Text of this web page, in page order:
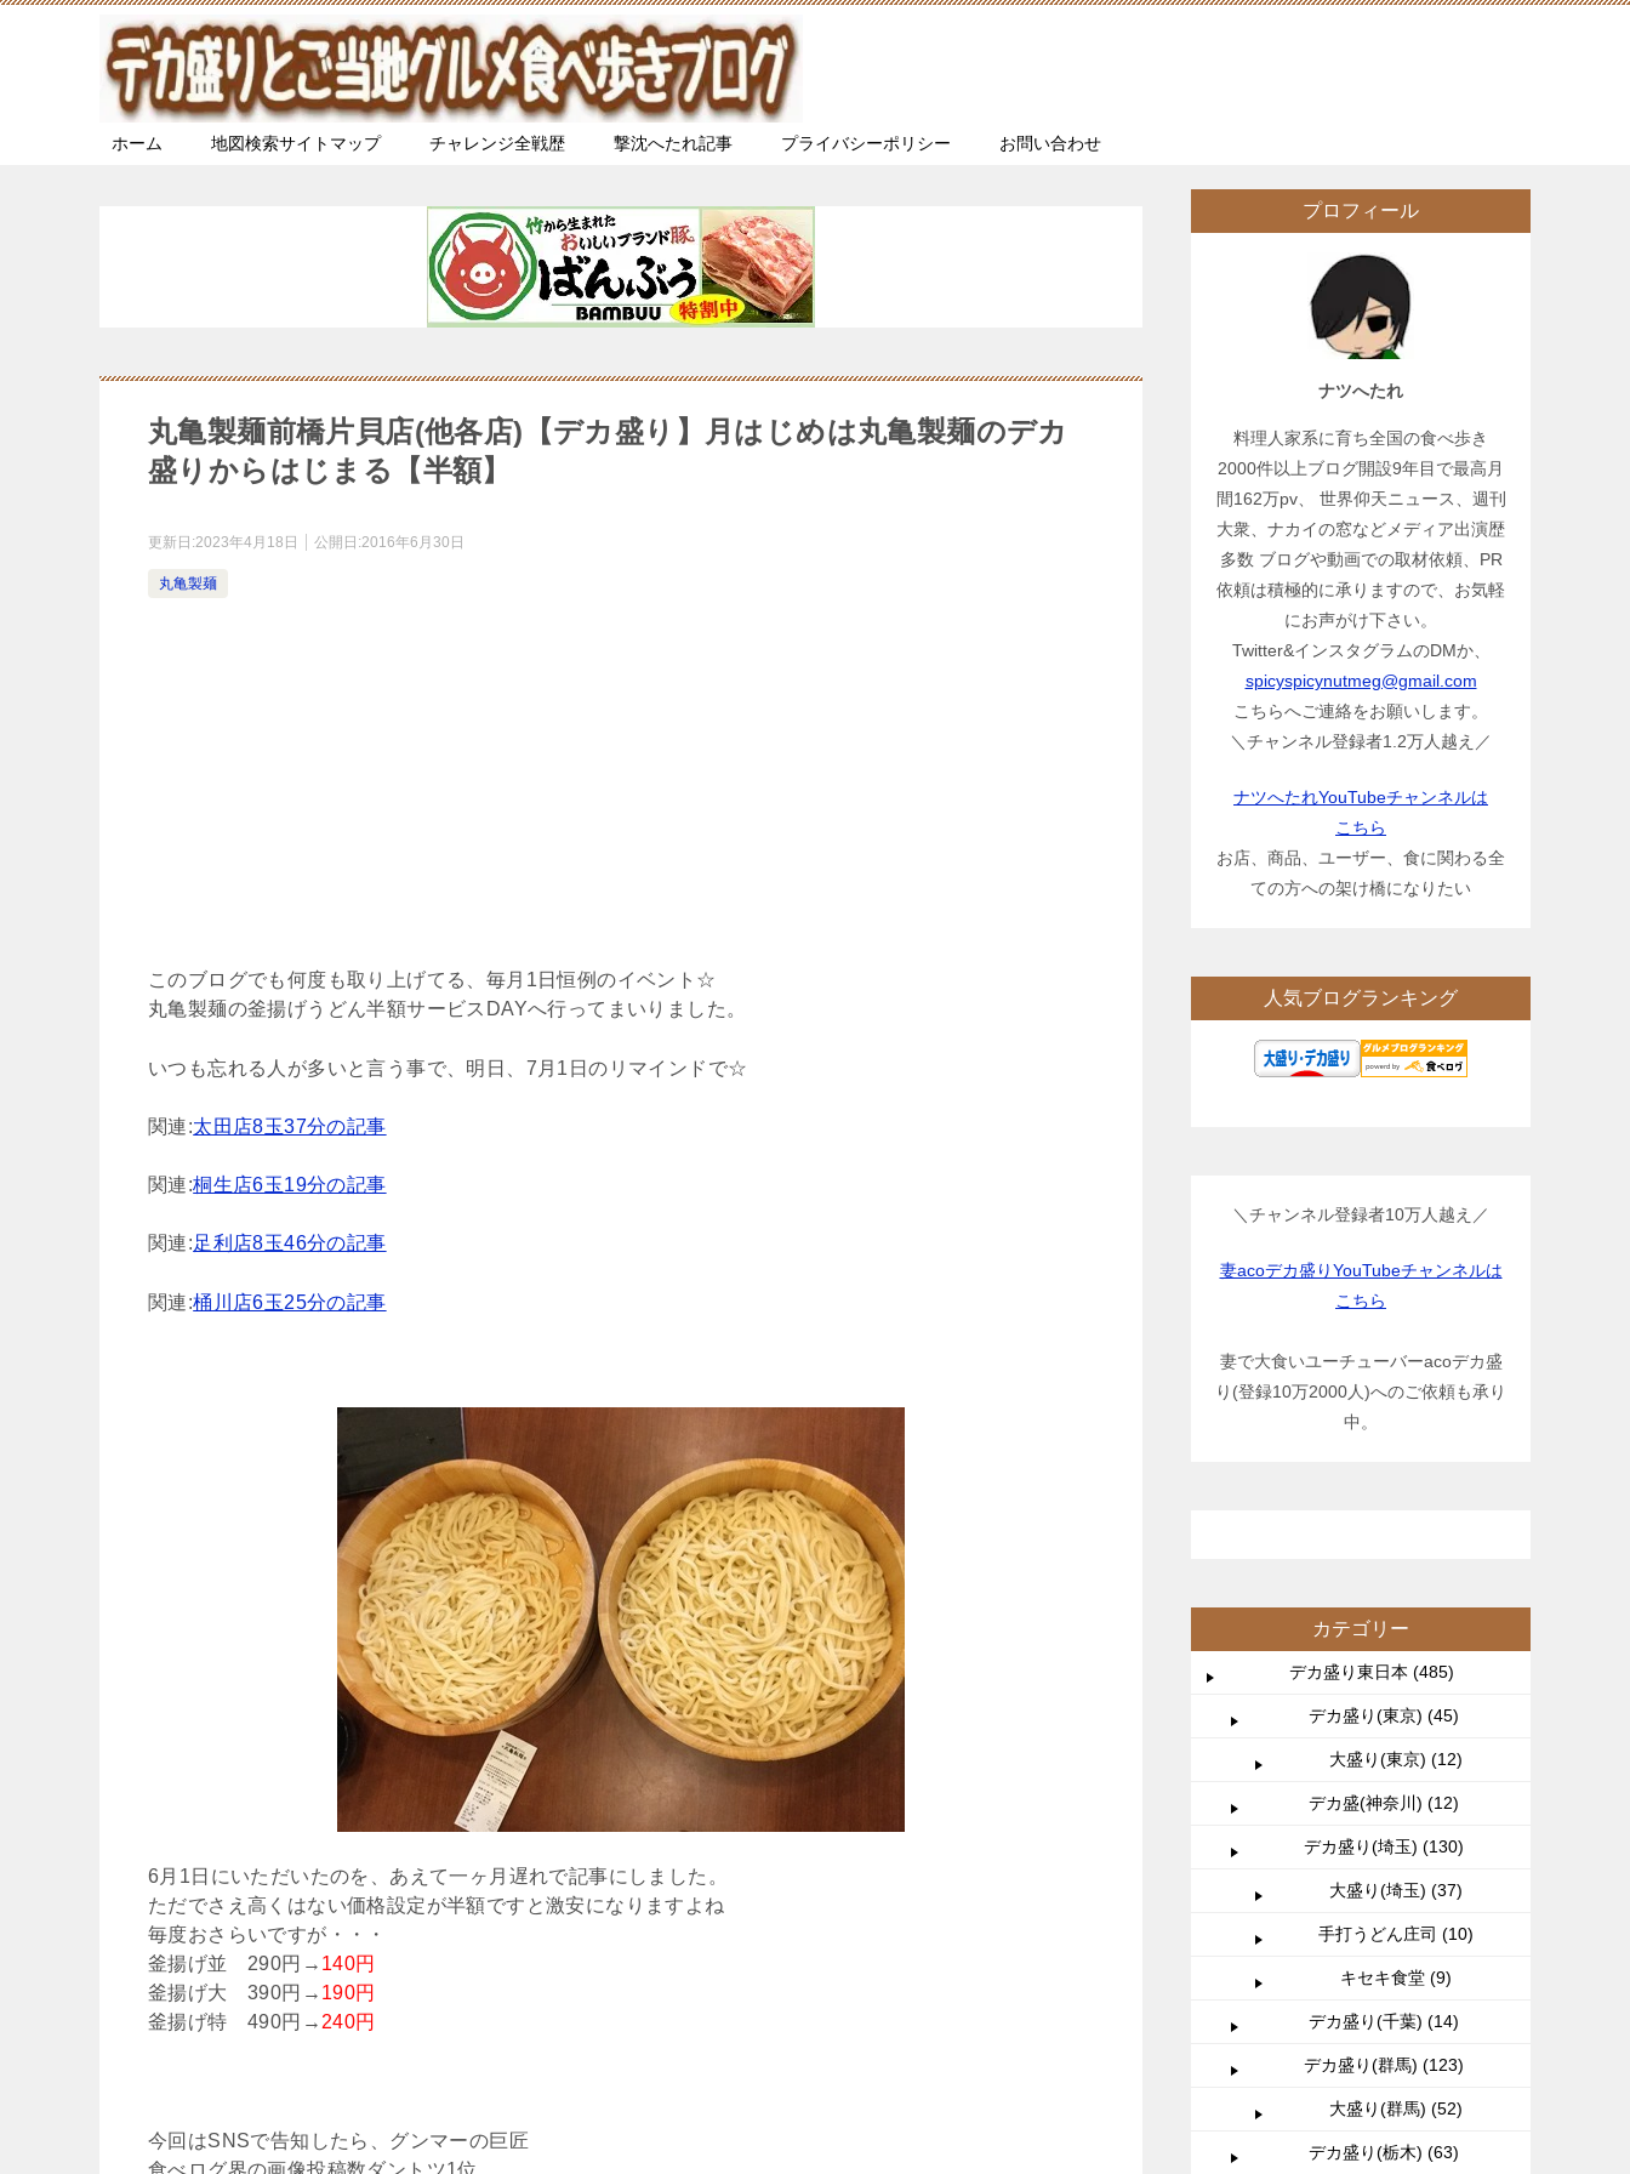
ホーム 地図検索サイトマップ チャレンジ全戦歴 撃沈へたれ記事 プライバシーポリシー お問い合わせ
丸亀製麺前橋片貝店(他各店)【デカ盛り】月はじめは丸亀製麺のデカ
盛りからはじまる【半額】
更新日:2023年4月18日 公開日:2016年6月30日
丸亀製麺
このブログでも何度も取り上げてる、毎月1日恒例のイベント☆
丸亀製麺の釜揚げうどん半額サービスDAYへ行ってまいりました。
いつも忘れる人が多いと言う事で、明日、7月1日のリマインドで☆
関連:太田店8玉37分の記事
関連:桐生店6玉19分の記事
関連:足利店8玉46分の記事
関連:桶川店6玉25分の記事
6月1日にいただいたのを、あえて一ヶ月遅れで記事にしました。
ただでさえ高くはない価格設定が半額ですと激安になりますよね
毎度おさらいですが・・・
釜揚げ並 290円→ 140円
釜揚げ大 390円→ 190円
釜揚げ特 490円→ 240円
今回はSNSで告知したら、グンマーの巨匠
食べログ界の画像投稿数ダントツ1位
プロフィール
ナツへたれ
料理人家系に育ち全国の食べ歩き
2000件以上ブログ開設9年目で最高月
間162万pv、 世界仰天ニュース、週刊
大衆、ナカイの窓などメディア出演歴
多数 ブログや動画での取材依頼、PR
依頼は積極的に承りますので、お気軽
にお声がけ下さい。
Twitter&インスタグラムのDMか、
spicyspicynutmeg@gmail.com
こちらへご連絡をお願いします。
＼チャンネル登録者1.2万人越え／
ナツへたれYouTubeチャンネルは
こちら
お店、商品、ユーザー、食に関わる全
ての方への架け橋になりたい
人気ブログランキング
＼チャンネル登録者10万人越え／
妻acoデカ盛りYouTubeチャンネルは
こちら
妻で大食いユーチューバーacoデカ盛
り(登録10万2000人)へのご依頼も承り
中。
カテゴリー
デカ盛り東日本 (485)
デカ盛り(東京) (45)
大盛り(東京) (12)
デカ盛(神奈川) (12)
デカ盛り(埼玉) (130)
大盛り(埼玉) (37)
手打うどん庄司 (10)
キセキ食堂 (9)
デカ盛り(千葉) (14)
デカ盛り(群馬) (123)
大盛り(群馬) (52)
デカ盛り(栃木) (63)